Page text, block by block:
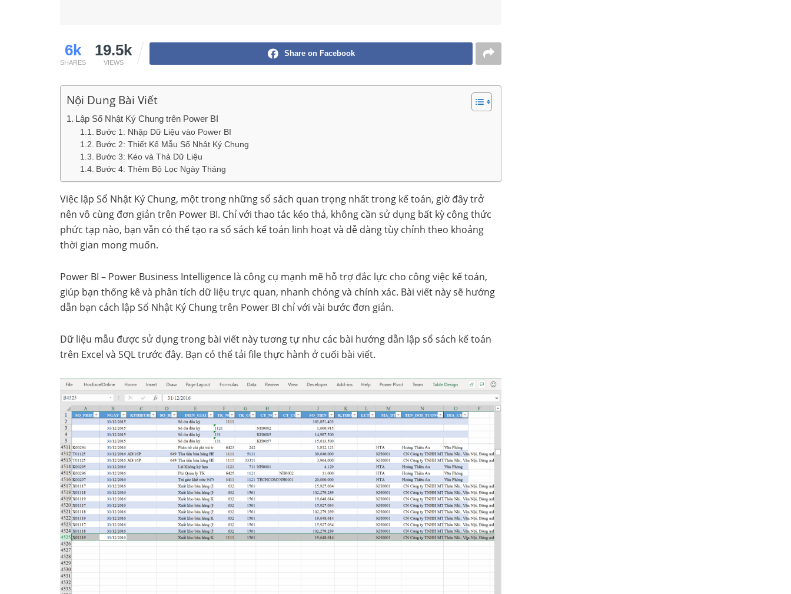
6k
SHARES
19.5k
VIEWS
Share on Facebook
Nội Dung Bài Viết
Lập Sổ Nhật Ký Chung trên Power BI
Bước 1: Nhập Dữ Liệu vào Power BI
Bước 2: Thiết Kế Mẫu Sổ Nhật Ký Chung
Bước 3: Kéo và Thả Dữ Liệu
Bước 4: Thêm Bộ Lọc Ngày Tháng
Việc lập Sổ Nhật Ký Chung, một trong những sổ sách quan trọng nhất trong kế toán, giờ đây trở
nên vô cùng đơn giản trên Power BI. Chỉ với thao tác kéo thả, không cần sử dụng bất kỳ công thức
phức tạp nào, bạn vẫn có thể tạo ra sổ sách kế toán linh hoạt và dễ dàng tùy chỉnh theo khoảng
thời gian mong muốn.
Power BI – Power Business Intelligence là công cụ mạnh mẽ hỗ trợ đắc lực cho công việc kế toán,
giúp bạn thống kê và phân tích dữ liệu trực quan, nhanh chóng và chính xác. Bài viết này sẽ hướng
dẫn bạn cách lập Sổ Nhật Ký Chung trên Power BI chỉ với vài bước đơn giản.
Dữ liệu mẫu được sử dụng trong bài viết này tương tự như các bài hướng dẫn lập sổ sách kế toán
trên Excel và SQL trước đây. Bạn có thể tải file thực hành ở cuối bài viết.